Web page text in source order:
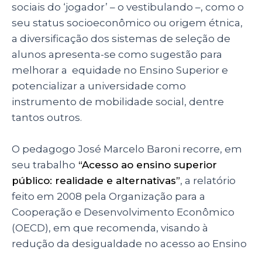
sociais do ‘jogador’ – o vestibulando –, como o
seu status socioeconômico ou origem étnica,
a diversificação dos sistemas de seleção de
alunos apresenta-se como sugestão para
melhorar a equidade no Ensino Superior e
potencializar a universidade como
instrumento de mobilidade social, dentre
tantos outros.
O pedagogo José Marcelo Baroni recorre, em
seu trabalho “Acesso ao ensino superior
público: realidade e alternativas”, a relatório
feito em 2008 pela Organização para a
Cooperação e Desenvolvimento Econômico
(OECD), em que recomenda, visando à
redução da desigualdade no acesso ao Ensino